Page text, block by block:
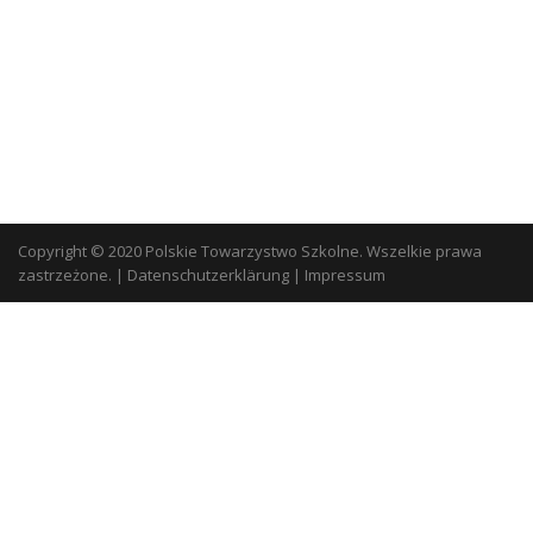
Copyright © 2020 Polskie Towarzystwo Szkolne. Wszelkie prawa
zastrzeżone. | Datenschutzerklärung | Impressum